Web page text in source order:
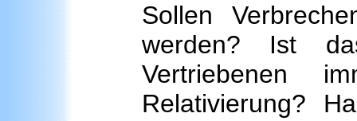
Sollen
werden? Ist
Vertriebenen
Relativierung?